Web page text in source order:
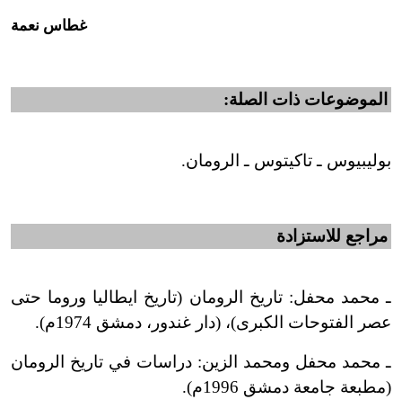
غطاس نعمة
الموضوعات ذات الصلة:
بوليبيوس ـ تاكيتوس ـ الرومان.
مراجع للاستزادة
ـ محمد محفل: تاريخ الرومان (تاريخ ايطاليا وروما حتى
عصر الفتوحات الكبرى)، (دار غندور، دمشق 1974م).
ـ محمد محفل ومحمد الزين: دراسات في تاريخ الرومان
(مطبعة جامعة دمشق 1996م).